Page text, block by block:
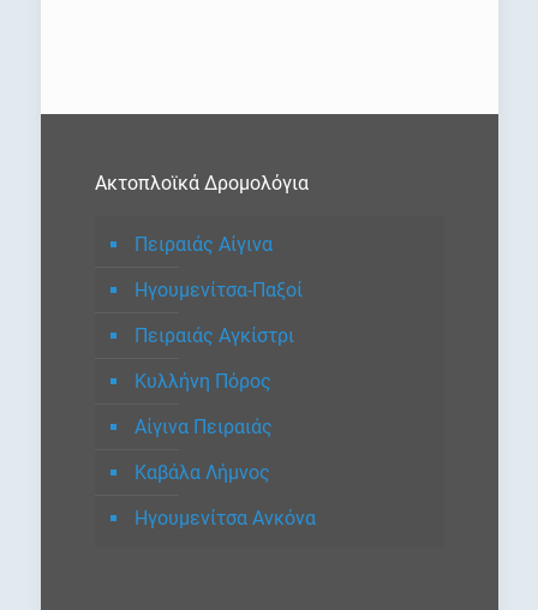
Ακτοπλοϊκά Δρομολόγια
Πειραιάς Αίγινα
Ηγουμενίτσα-Παξοί
Πειραιάς Αγκίστρι
Κυλλήνη Πόρος
Αίγινα Πειραιάς
Καβάλα Λήμνος
Ηγουμενίτσα Ανκόνα